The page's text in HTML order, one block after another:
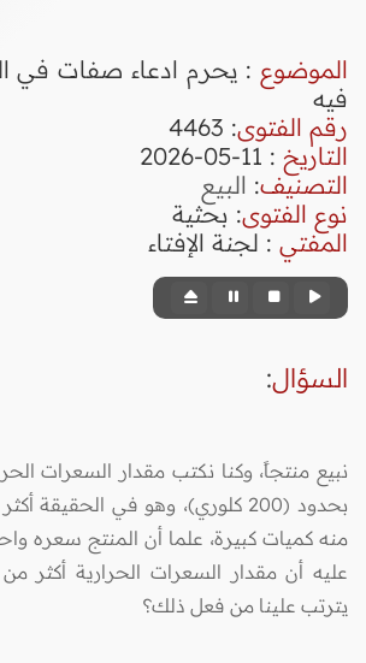
الموضوع : يحرم ادعاء صفات في
فيه
رقم الفتوى:
4463
التاريخ : 11-05-2026
التصنيف: البيع
نوع الفتوى: بحثية
المفتي : لجنة الإفتاء
السؤال:
نبيع منتجاً، وكنا نكتب مقدار السعرات
بحدود (200 كلوري)، وهو في الحقيقة
منه كميات كبيرة، علما أن المنتج سعره
عليه أن مقدار السعرات الحرارية أكثر من
يترتب علينا من فعل ذلك؟